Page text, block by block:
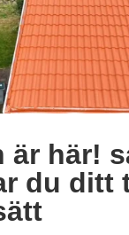
är här!
du ditt